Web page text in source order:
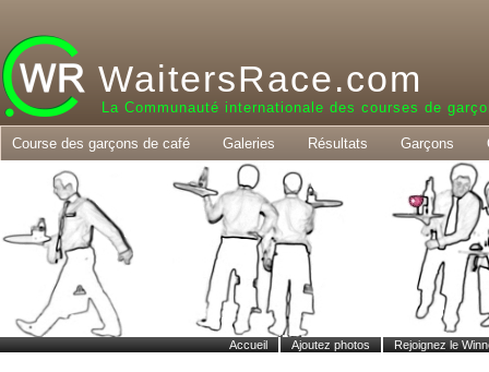
WaitersRace.com
La Communauté internationale des courses de
Course des garçons de café Galeries Résultats Garçons
Accueil Ajoutez photos Rejoignez le